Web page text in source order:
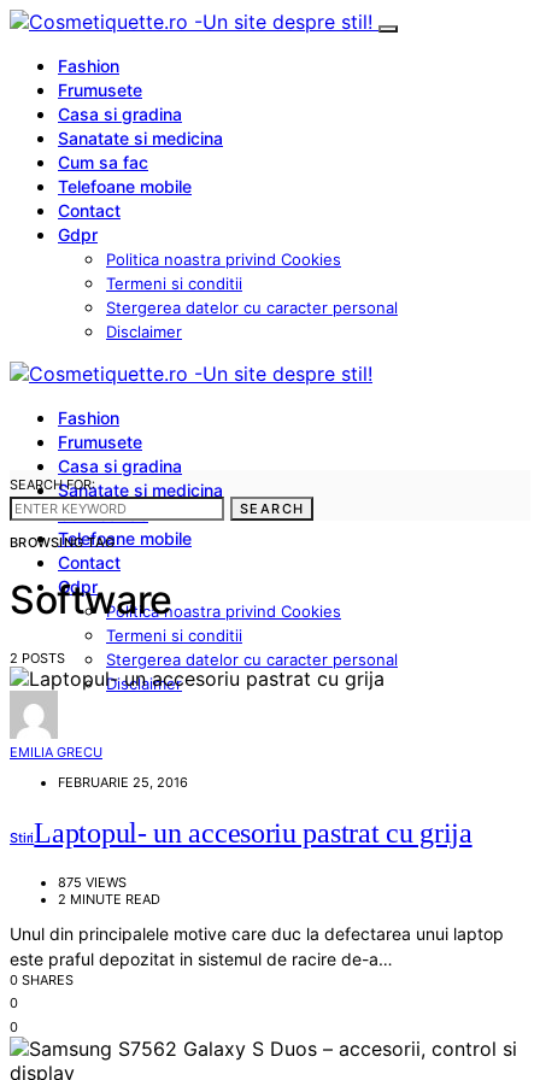
Fashion
Frumusete
Casa si gradina
Sanatate si medicina
Cum sa fac
Telefoane mobile
Contact
Gdpr
Politica noastra privind Cookies
Termeni si conditii
Stergerea datelor cu caracter personal
Disclaimer
Fashion
Frumusete
Casa si gradina
Sanatate si medicina
Cum sa fac
Telefoane mobile
Contact
Gdpr
Politica noastra privind Cookies
Termeni si conditii
Stergerea datelor cu caracter personal
Disclaimer
SEARCH FOR:
SEARCH
BROWSING TAG
Software
2 POSTS
EMILIA GRECU
FEBRUARIE 25, 2016
StiriLaptopul- un accesoriu pastrat cu grija
875 VIEWS
2 MINUTE READ
Unul din principalele motive care duc la defectarea unui laptop
este praful depozitat in sistemul de racire de-a…
0 SHARES
0
0